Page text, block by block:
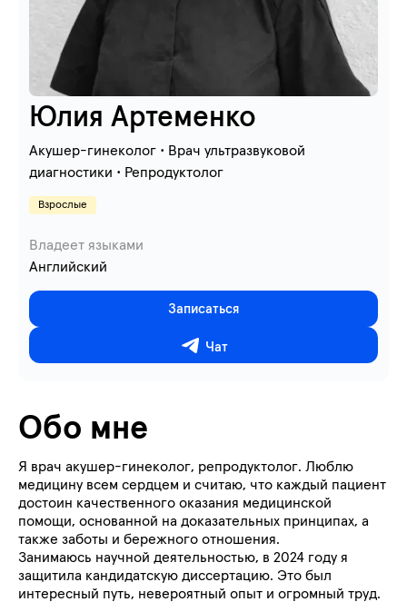
Юлия Артеменко
Акушер-гинеколог • Врач ультразвуковой
диагностики • Репродуктолог
Взрослые
Владеет языками
Английский
Записаться
Чат
Обо мне
Я врач акушер-гинеколог, репродуктолог. Люблю
медицину всем сердцем и считаю, что каждый пациент
достоин качественного оказания медицинской
помощи, основанной на доказательных принципах, а
также заботы и бережного отношения.
Занимаюсь научной деятельностью, в 2024 году я
защитила кандидатскую диссертацию. Это был
интересный путь, невероятный опыт и огромный труд.